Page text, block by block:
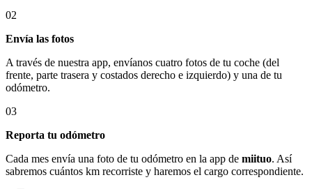
02
Envía las fotos
A través de nuestra app, envíanos cuatro fotos de tu coche (del
frente, parte trasera y costados derecho e izquierdo) y una de tu
odómetro.
03
Reporta tu odómetro
Cada mes envía una foto de tu odómetro en la app de miituo. Así
sabremos cuántos km recorriste y haremos el cargo correspondiente.